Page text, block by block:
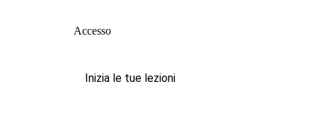
Accesso
Inizia le tue lezioni